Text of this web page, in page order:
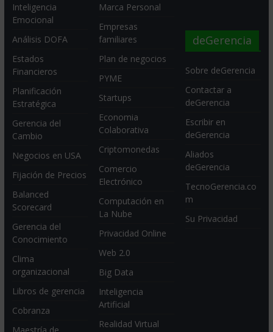
Inteligencia
Emocional
Análisis DOFA
Estados
Financieros
Planificación
Estratégica
Gerencia del
Cambio
Negocios en USA
Fijación de Precios
Balanced
Scorecard
Gerencia del
Conocimiento
Clima
organizacional
Libros de gerencia
Cobranza
Marca Personal
Empresas
familiares
Plan de negocios
PYME
Startups
Economia
Colaborativa
Criptomonedas
Comercio
Electrónico
Computación en
La Nube
Privacidad Online
Web 2.0
Big Data
Inteligencia
Artificial
Realidad Virtual
deGerencia
Sobre deGerencia
Contactar a
deGerencia
Escribir en
deGerencia
Aliados
deGerencia
TecnoGerencia.co
m
Su Privacidad